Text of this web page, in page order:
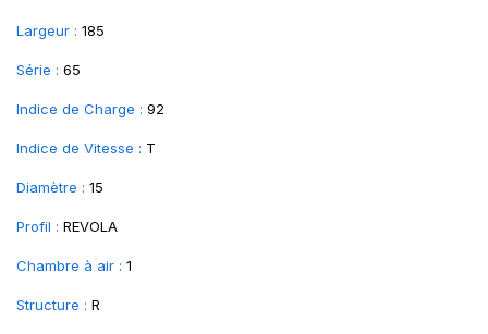
Largeur : 185
Série : 65
Indice de Charge : 92
Indice de Vitesse : T
Diamètre : 15
Profil : REVOLA
Chambre à air : 1
Structure : R